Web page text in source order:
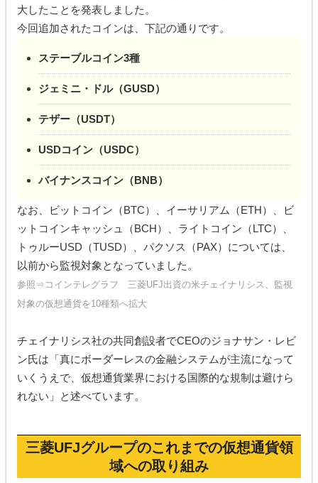
大したことを発表しました。
今回追加されたコインは、下記の通りです。
ステーブルコイン3種
ジェミニ・ドル（GUSD）
テザー（USDT）
USDコイン（USDC）
バイナンスコイン（BNB）
なお、ビットコイン（BTC）、イーサリアム（ETH）、ビ
ットコインキャッシュ（BCH）、ライトコイン（LTC）、
トゥルーUSD（TUSD）、パクソス（PAX）については、
以前から監視対象となっていました。
参照⇒ コインテレグラフ 三菱UFJ出資の米チェイナリシス、監視
対象の仮想通貨を10種類へ拡大
チェイナリシス社の共同創設者でCEOのジョナサン・レビ
ン氏は「真にボーダーレスの金融システムが主流になって
いくうえで、仮想通貨業界における国際的な規制は避けら
れない」と述べています。
三菱UFJグループのこれまでの仮想通貨領
域への取り組み